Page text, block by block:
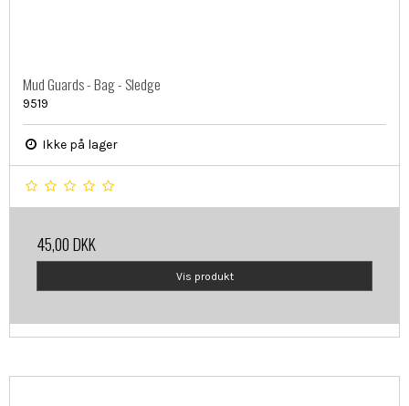
Mud Guards - Bag - Sledge
9519
Ikke på lager
45,00 DKK
Vis produkt